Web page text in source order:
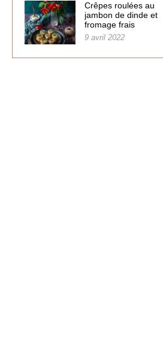
Crêpes roulées au
jambon de dinde et
fromage frais
9 avril 2022